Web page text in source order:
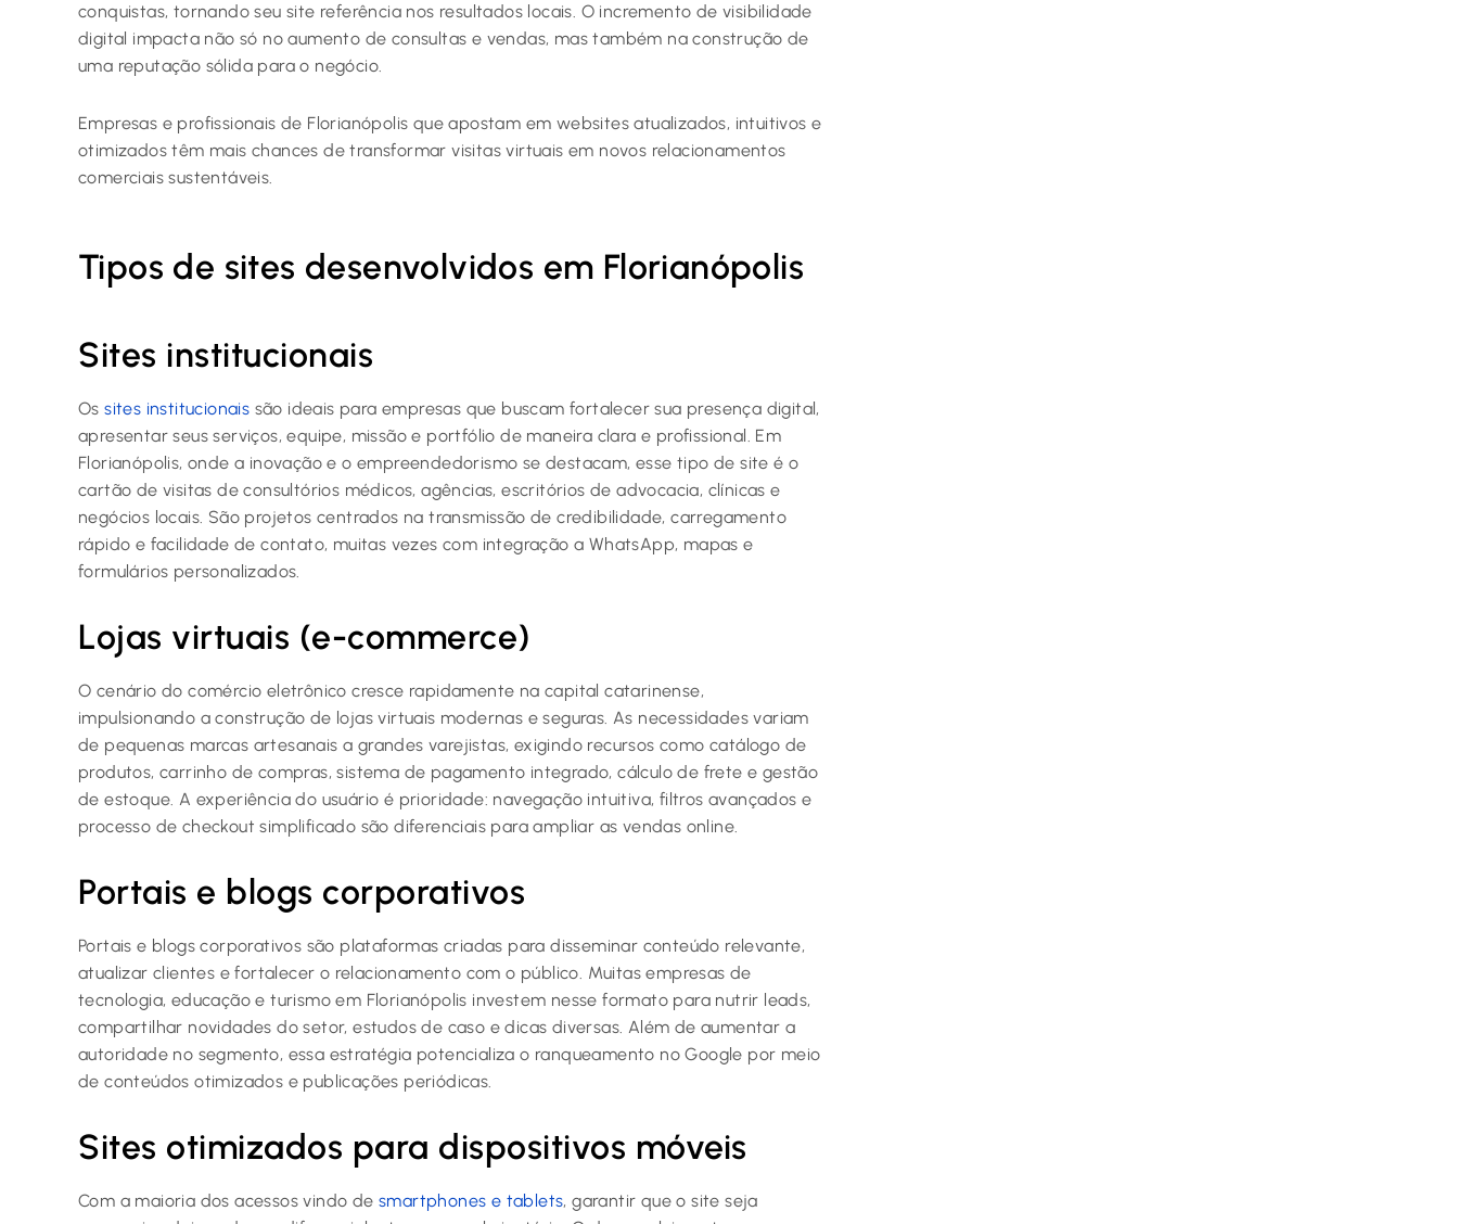
conquistas, tornando seu site referência nos resultados locais. O incremento de visibilidade
digital impacta não só no aumento de consultas e vendas, mas também na construção de
uma reputação sólida para o negócio.
Empresas e profissionais de Florianópolis que apostam em websites atualizados, intuitivos e
otimizados têm mais chances de transformar visitas virtuais em novos relacionamentos
comerciais sustentáveis.
Tipos de sites desenvolvidos em Florianópolis
Sites institucionais
Ossites institucionais são ideais para empresas que buscam fortalecer sua presença digital,
apresentar seus serviços, equipe, missão e portfólio de maneira clara e profissional. Em
Florianópolis, onde a inovação e o empreendedorismo se destacam, esse tipo de site é o
cartão de visitas de consultórios médicos, agências, escritórios de advocacia, clínicas e
negócios locais. São projetos centrados na transmissão de credibilidade, carregamento
rápido e facilidade de contato, muitas vezes com integração a WhatsApp, mapas e
formulários personalizados.
Lojas virtuais (e-commerce)
O cenário do comércio eletrônico cresce rapidamente na capital catarinense,
impulsionando a construção de lojas virtuais modernas e seguras. As necessidades variam
de pequenas marcas artesanais a grandes varejistas, exigindo recursos como catálogo de
produtos, carrinho de compras, sistema de pagamento integrado, cálculo de frete e gestão
de estoque. A experiência do usuário é prioridade: navegação intuitiva, filtros avançados e
processo de checkout simplificado são diferenciais para ampliar as vendas online.
Portais e blogs corporativos
Portais e blogs corporativos são plataformas criadas para disseminar conteúdo relevante,
atualizar clientes e fortalecer o relacionamento com o público. Muitas empresas de
tecnologia, educação e turismo em Florianópolis investem nesse formato para nutrir leads,
compartilhar novidades do setor, estudos de caso e dicas diversas. Além de aumentar a
autoridade no segmento, essa estratégia potencializa o ranqueamento no Google por meio
de conteúdos otimizados e publicações periódicas.
Sites otimizados para dispositivos móveis
Com a maioria dos acessos vindo de smartphones e tablets, garantir que o site seja